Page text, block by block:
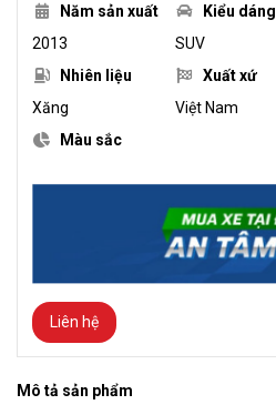
Năm sản xuất
2013
Kiểu dáng
SUV
Nhiên liệu
Xăng
Xuất xứ
Việt Nam
Màu sắc
Liên hệ
Mô tả sản phẩm